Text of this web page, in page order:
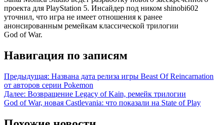
проекта для PlayStation 5. Инсайдер под ником shinobi602
уточнил, что игра не имеет отношения к ранее
анонсированным ремейкам классической трилогии
God of War.
Навигация по записям
Предыдущая: Названа дата релиза игры Beast Of Reincarnation
от авторов серии Pokemon
Далее: Возвращение Legacy of Kain, ремейк трилогии
God of War, новая Castlevania: что показали на State of Play